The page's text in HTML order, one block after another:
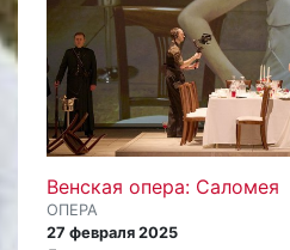
Венская опера: Саломея
ОПЕРА
27 февраля 2025